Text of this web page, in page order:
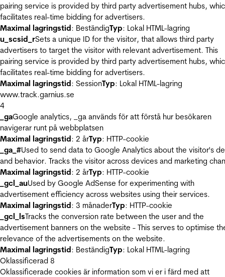
pairing service is provided by third party advertisement hubs,
facilitates real-time bidding for advertisers.
Maximal lagringstid: BeständigTyp: Lokal HTML-lagring
u_scsid_rSets a unique ID for the visitor, that allows third party
advertisers to target the visitor with relevant advertisement. This
pairing service is provided by third party advertisement hubs,
facilitates real-time bidding for advertisers.
Maximal lagringstid: SessionTyp: Lokal HTML-lagring
www.track.garnius.se
4
_gaGoogle analytics, _ga används för att förstå hur besökaren
navigerar runt på webbplatsen
Maximal lagringstid: 2 årTyp: HTTP-cookie
_ga_#Used to send data to Google Analytics about the visitor's
and behavior. Tracks the visitor across devices and marketing
Maximal lagringstid: 2 årTyp: HTTP-cookie
_gcl_auUsed by Google AdSense for experimenting with
advertisement efficiency across websites using their services.
Maximal lagringstid: 3 månaderTyp: HTTP-cookie
_gcl_lsTracks the conversion rate between the user and the
advertisement banners on the website - This serves to optimise
relevance of the advertisements on the website.
Maximal lagringstid: BeständigTyp: Lokal HTML-lagring
Oklassificerad 8
Oklassificerade cookies är information som vi er i färd med att